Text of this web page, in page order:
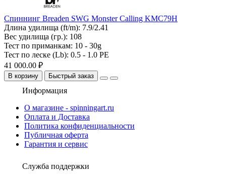
Спиннинг Breaden SWG Monster Calling KMC79H
Длина удилища (ft/m): 7.9/2.41
Вес удилища (гр.): 108
Тест по приманкам: 10 - 30g
Тест по леске (Lb): 0.5 - 1.0 PE
41 000.00 ₽
В корзину Быстрый заказ
Информация
О магазине - spinningart.ru
Оплата и Доставка
Политика конфиденциальности
Публичная оферта
Гарантия и сервис
Служба поддержки